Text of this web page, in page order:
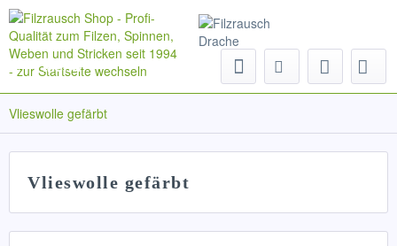
Menü
Vlieswolle gefärbt
Vlieswolle gefärbt